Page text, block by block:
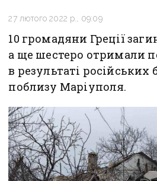
27 лютого 2022 р., 09:09
10 громадяни Греції
а ще шестеро отримали
в результаті
поблизу Маріуполя.